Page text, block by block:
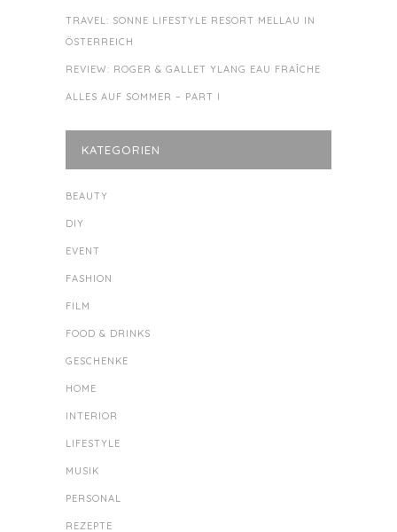
TRAVEL: SONNE LIFESTYLE RESORT MELLAU IN
ÖSTERREICH
REVIEW: ROGER & GALLET YLANG EAU FRAÎCHE
ALLES AUF SOMMER – PART I
KATEGORIEN
BEAUTY
DIY
EVENT
FASHION
FILM
FOOD & DRINKS
GESCHENKE
HOME
INTERIOR
LIFESTYLE
MUSIK
PERSONAL
REZEPTE